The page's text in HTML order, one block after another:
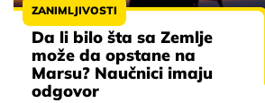
ZANIMLJIVOSTI
Da li bilo šta sa Zemlje
može da opstane na
Marsu? Naučnici imaju
odgovor